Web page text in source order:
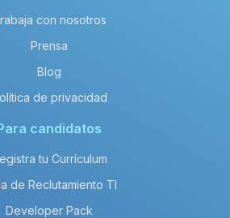
con nosotros
Prensa
Blog
de privacidad
candidatos
tu Currículum
de Reclutamiento TI
Developer Pack